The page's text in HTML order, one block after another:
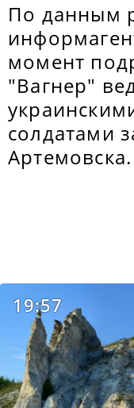
По данным
момент
"Вагнер"
солдатами
Артемовска.
19:57